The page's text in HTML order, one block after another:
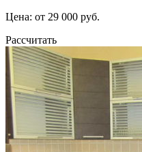
Цена: от 29 000 руб.
Рассчитать